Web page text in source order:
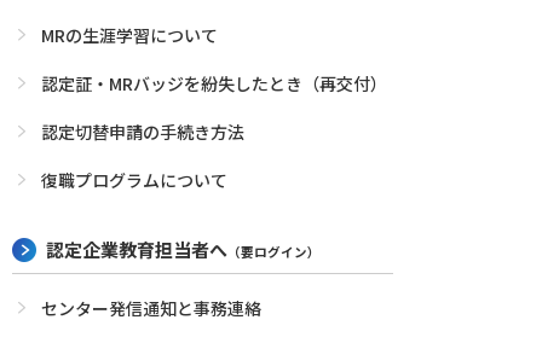
MRの生涯学習について
認定証・MRバッジを紛失したとき（再交付）
認定切替申請の手続き方法
復職プログラムについて
認定企業教育担当者へ （要ログイン）
センター発信通知と事務連絡